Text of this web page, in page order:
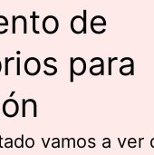
de
para
vamos a ver